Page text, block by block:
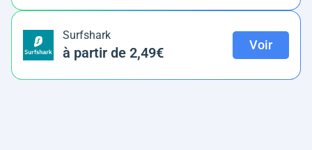
Surfshark
à partir de 2,49€ Voir